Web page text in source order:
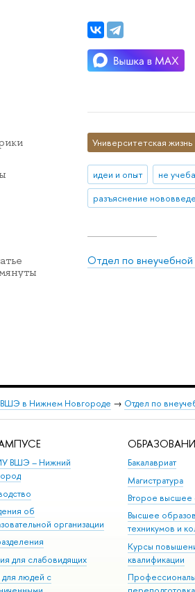
Университетская жизнь
идеи и опыт не учеба
Отдел по
в Нижнем Новгороде → Отдел по
ВШЭ – Нижний
об
организации
для слабовидящих
людей с
Бакалавриат
Магистратура
Второе высшее
Высшее
техникумов и
Курсы
квалификации